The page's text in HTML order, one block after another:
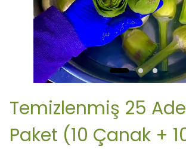
Temizlenmiş 25
Paket (10 Çanak +